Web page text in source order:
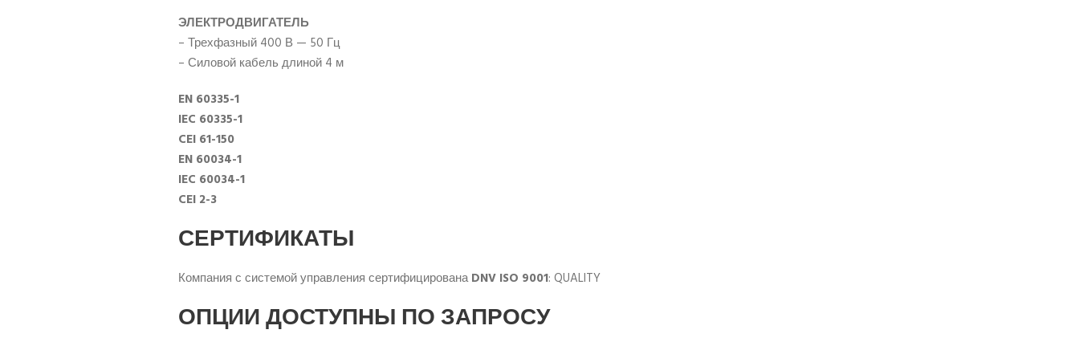
ЭЛЕКТРОДВИГАТЕЛЬ
– Трехфазный 400 В — 50 Гц
– Силовой кабель длиной 4 м
EN 60335-1
IEC 60335-1
CEI 61-150
EN 60034-1
IEC 60034-1
CEI 2-3
СЕРТИФИКАТЫ
Компания с системой управления сертифицированаDNV ISO 9001: QUALITY
ОПЦИИ ДОСТУПНЫ ПО ЗАПРОСУ